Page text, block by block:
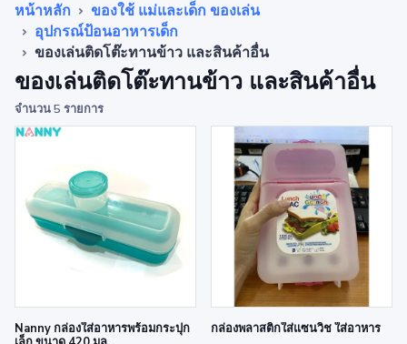
หน้าหลัก
ของใช้ แม่และเด็ก ของเล่น
อุปกรณ์ป้อนอาหารเด็ก
ของเล่นติดโต๊ะทานข้าว และสินค้าอื่น
ของเล่นติดโต๊ะทานข้าว และสินค้าอื่น
จำนวน 5 รายการ
Nanny กล่องใส่อาหารพร้อมกระปุก
กล่องพลาสติกใส่แซนวิช ใส่อาหาร